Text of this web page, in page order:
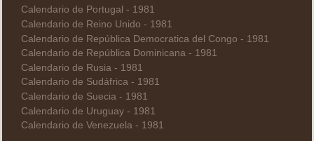
Calendario de Portugal - 1981
Calendario de Reino Unido - 1981
Calendario de República Democratica del Congo - 1981
Calendario de República Dominicana - 1981
Calendario de Rusia - 1981
Calendario de Sudáfrica - 1981
Calendario de Suecia - 1981
Calendario de Uruguay - 1981
Calendario de Venezuela - 1981